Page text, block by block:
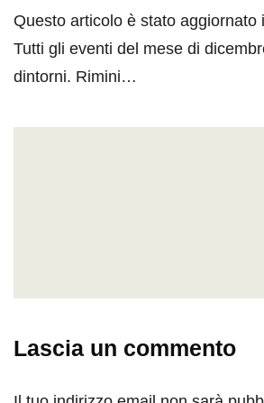
Questo articolo è stato aggiornato
Tutti gli eventi del mese di
dintorni. Rimini…
Lascia un commento